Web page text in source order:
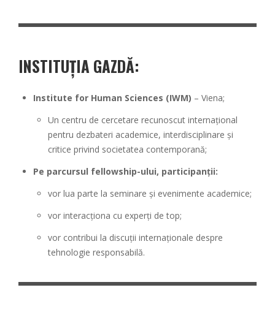
INSTITUȚIA GAZDĂ:
Institute for Human Sciences (IWM) – Viena;
Un centru de cercetare recunoscut internațional
pentru dezbateri academice, interdisciplinare și
critice privind societatea contemporană;
Pe parcursul fellowship-ului, participanții:
vor lua parte la seminare și evenimente academice;
vor interacționa cu experți de top;
vor contribui la discuții internaționale despre
tehnologie responsabilă.